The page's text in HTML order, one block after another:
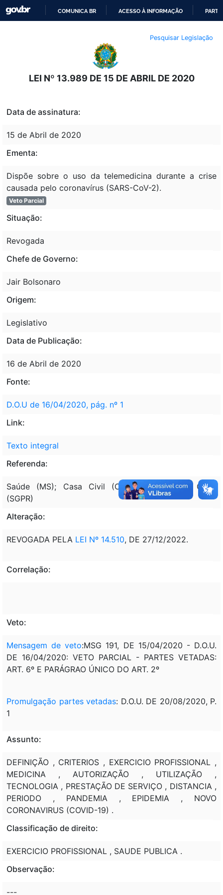
O
CONTEÚDO
COMUNICA BR ACESSO À INFORMAÇÃO
Pesquisar Legislação
LEI Nº 13.989 DE 15 DE ABRIL DE 2020
Data de assinatura:
15 de Abril de 2020
Ementa:
Dispõe sobre o uso da telemedicina durante a crise
causada pelo coronavírus (SARS-CoV-2).
Veto Parcial
Situação:
Revogada
Chefe de Governo:
Jair Bolsonaro
Origem:
Legislativo
Data de Publicação:
16 de Abril de 2020
Fonte:
D.O.U de 16/04/2020, pág. nº 1
Link:
Texto integral
Referenda:
Saúde (MS); Casa Civil (CC-PR); Secretaria Geral
(SGPR)
Alteração:
REVOGADA PELA LEI Nº 14.510, DE 27/12/2022.
Correlação:
Veto:
Mensagem de veto:MSG 191, DE 15/04/2020 - D.O.U.
DE 16/04/2020: VETO PARCIAL - PARTES VETADAS:
ART. 6º E PARÁGRAO ÚNICO DO ART. 2º
Promulgação partes vetadas: D.O.U. DE 20/08/2020, P.
1
Assunto:
DEFINIÇÃO , CRITERIOS , EXERCICIO PROFISSIONAL ,
MEDICINA , AUTORIZAÇÃO , UTILIZAÇÃO ,
TECNOLOGIA , PRESTAÇÃO DE SERVIÇO , DISTANCIA ,
PERIODO , PANDEMIA , EPIDEMIA , NOVO
CORONAVIRUS (COVID-19) .
Classificação de direito:
EXERCICIO PROFISSIONAL , SAUDE PUBLICA .
Observação:
---